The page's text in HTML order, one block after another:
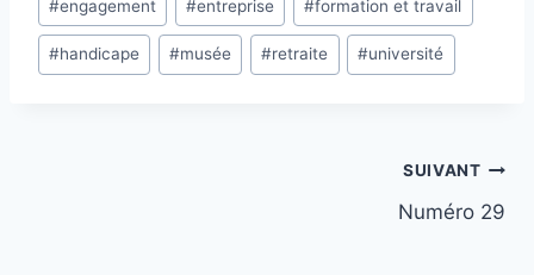
de
la
#engagement #entreprise #formation et travail
#handicape #musée #retraite #université
SUIVANT
Numéro 29